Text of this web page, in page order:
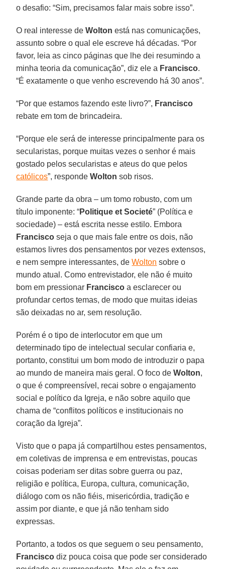
o desafio: “Sim, precisamos falar mais sobre isso”.
O real interesse deWolton está nas comunicações,
assunto sobre o qual ele escreve há décadas. “Por
favor, leia as cinco páginas que lhe dei resumindo a
minha teoria da comunicação”, diz ele a Francisco.
“É exatamente o que venho escrevendo há 30 anos”.
“Por que estamos fazendo este livro?”, Francisco
rebate em tom de brincadeira.
“Porque ele será de interesse principalmente para os
secularistas, porque muitas vezes o senhor é mais
gostado pelos secularistas e ateus do que pelos
católicos”, respondeWolton sob risos.
Grande parte da obra – um tomo robusto, com um
título imponente: “Politique et Societé” (Política e
sociedade) – está escrita nesse estilo. Embora
Francisco seja o que mais fale entre os dois, não
estamos livres dos pensamentos por vezes extensos,
e nem sempre interessantes, deWolton sobre o
mundo atual. Como entrevistador, ele não é muito
bom em pressionar Francisco a esclarecer ou
profundar certos temas, de modo que muitas ideias
são deixadas no ar, sem resolução.
Porém é o tipo de interlocutor em que um
determinado tipo de intelectual secular confiaria e,
portanto, constitui um bom modo de introduzir o papa
ao mundo de maneira mais geral. O foco deWolton,
o que é compreensível, recai sobre o engajamento
social e político da Igreja, e não sobre aquilo que
chama de “conflitos políticos e institucionais no
coração da Igreja”.
Visto que o papa já compartilhou estes pensamentos,
em coletivas de imprensa e em entrevistas, poucas
coisas poderiam ser ditas sobre guerra ou paz,
religião e política, Europa, cultura, comunicação,
diálogo com os não fiéis, misericórdia, tradição e
assim por diante, e que já não tenham sido
expressas.
Portanto, a todos os que seguem o seu pensamento,
Francisco diz pouca coisa que pode ser considerado